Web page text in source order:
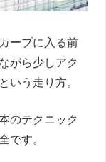
ーブに入る前
がら少しアク
いう走り方。
のテクニック
です。